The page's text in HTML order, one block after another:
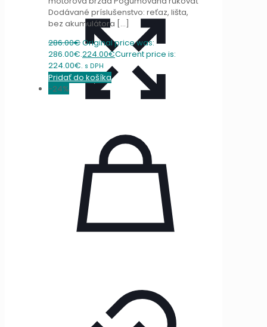
Dodávané príslušenstvo: reťaz, lišta,
bez akumulátora […]
286.00€Original price was:
286.00€.224.00€Current price is:
224.00€. s DPH
Pridať do košíka
-24%